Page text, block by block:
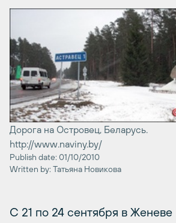
Дорога на Островец, Беларусь.
http://www.naviny.by/
Publish date: 01/10/2010
Written by: Татьяна Новикова
С 21 по 24 сентября в